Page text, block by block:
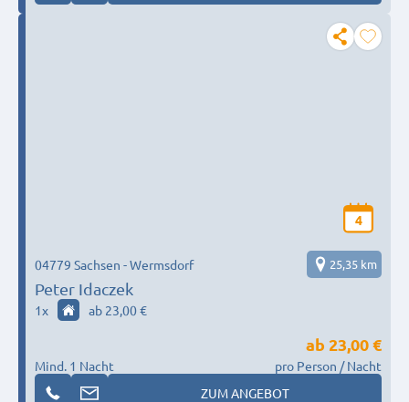
4
Peter Idaczek
04779 Sachsen - Wermsdorf 25,35 km
1x ab 23,00 €
Mind. 1 Nacht
ab 23,00 €
pro Person / Nacht
ZUM ANGEBOT